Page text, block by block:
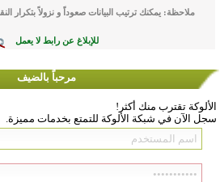
ملاحظة: يمكنك ترتيب البيانات صعوداً و نزولاً بتكرار
للإبلاغ عن رابط لا يعمل
مرحباً بالضيف
الألوكة تقترب منك أكثر!
سجل الآن في شبكة الألوكة للتمتع بخدمات مميزة.